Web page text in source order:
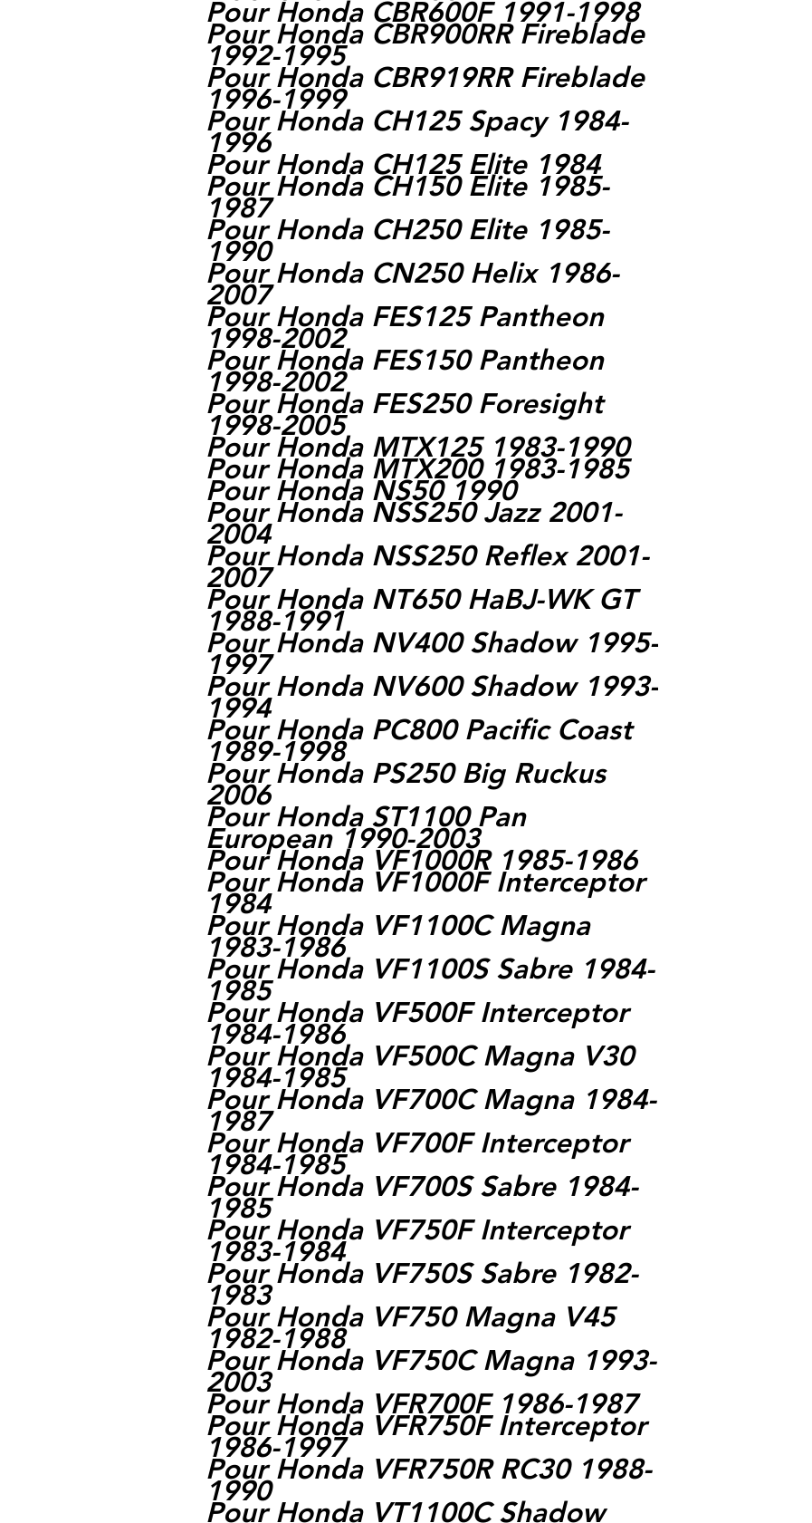
Pour Honda CBR600F 1991-1998
Pour Honda CBR900RR Fireblade
1992-1995
Pour Honda CBR919RR Fireblade
1996-1999
Pour Honda CH125 Spacy 1984-
1996
Pour Honda CH125 Elite 1984
Pour Honda CH150 Elite 1985-
1987
Pour Honda CH250 Elite 1985-
1990
Pour Honda CN250 Helix 1986-
2007
Pour Honda FES125 Pantheon
1998-2002
Pour Honda FES150 Pantheon
1998-2002
Pour Honda FES250 Foresight
1998-2005
Pour Honda MTX125 1983-1990
Pour Honda MTX200 1983-1985
Pour Honda NS50 1990
Pour Honda NSS250 Jazz 2001-
2004
Pour Honda NSS250 Reflex 2001-
2007
Pour Honda NT650 HaBJ-WK GT
1988-1991
Pour Honda NV400 Shadow 1995-
1997
Pour Honda NV600 Shadow 1993-
1994
Pour Honda PC800 Pacific Coast
1989-1998
Pour Honda PS250 Big Ruckus
2006
Pour Honda ST1100 Pan
European 1990-2003
Pour Honda VF1000R 1985-1986
Pour Honda VF1000F Interceptor
1984
Pour Honda VF1100C Magna
1983-1986
Pour Honda VF1100S Sabre 1984-
1985
Pour Honda VF500F Interceptor
1984-1986
Pour Honda VF500C Magna V30
1984-1985
Pour Honda VF700C Magna 1984-
1987
Pour Honda VF700F Interceptor
1984-1985
Pour Honda VF700S Sabre 1984-
1985
Pour Honda VF750F Interceptor
1983-1984
Pour Honda VF750S Sabre 1982-
1983
Pour Honda VF750 Magna V45
1982-1988
Pour Honda VF750C Magna 1993-
2003
Pour Honda VFR700F 1986-1987
Pour Honda VFR750F Interceptor
1986-1997
Pour Honda VFR750R RC30 1988-
1990
Pour Honda VT1100C Shadow